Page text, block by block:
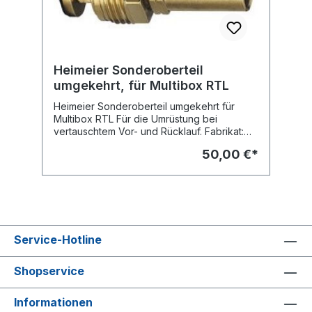
Fühlerelement mit Sollwertbereich 0 Grd C
bis 50 Grd C. Merkzahl 0-5. Anschluss
Außengewinde G 3/4, in Verbindung mit
Fabrikat: Heimeier Typ: Multibox RTL
Einbautiefe: 60 mm Farbe: Abdeckplatte und
00.801
Heimeier Sonderoberteil
umgekehrt, für Multibox RTL
Heimeier Sonderoberteil umgekehrt für
Multibox RTL Für die Umrüstung bei
vertauschtem Vor- und Rücklauf. Fabrikat:
50,00 €*
Service-Hotline
Shopservice
Informationen